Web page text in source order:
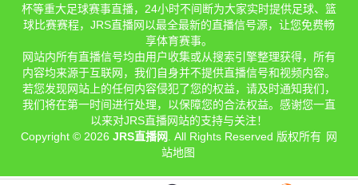
杯等重大足球赛事直播，24小时不间断为大家实时提供足球、篮
球比赛赛程，JRS直播网以最全最新的直播信号源，让您免费畅
享体育赛事。
网站内所有直播信号均由用户收集或从搜索引擎整理获得，所有
内容均来源于互联网，我们自身并不提供直播信号和视频内容。
若您发现网站上的任何内容侵犯了您的权益，请及时通知我们，
我们将在第一时间进行处理，以保障您的合法权益。感谢您一直
以来对JRS直播网站的支持与关注！
Copyright © 2026 JRS直播网 . All Rights Reserved 版权所有 网
站地图